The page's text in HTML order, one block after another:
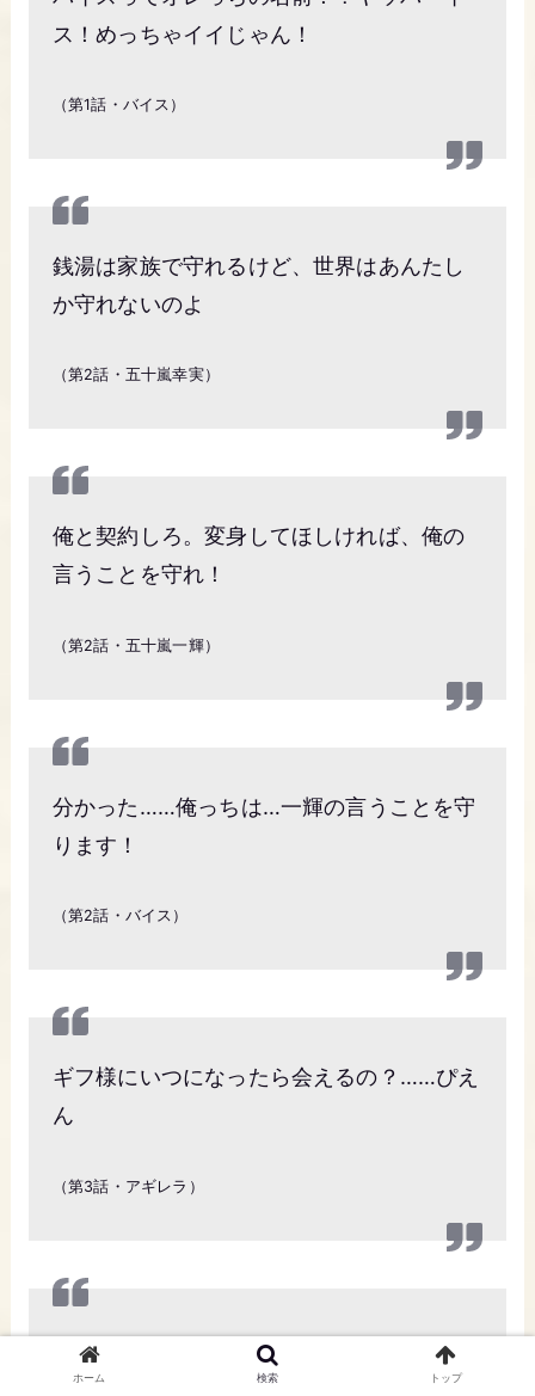
ス！めっちゃイイじゃん！
（第1話・バイス）
銭湯は家族で守れるけど、世界はあんたし
か守れないのよ
（第2話・五十嵐幸実）
俺と契約しろ。変身してほしければ、俺の
言うことを守れ！
（第2話・五十嵐一輝）
分かった……俺っちは…一輝の言うことを守
ります！
（第2話・バイス）
ギフ様にいつになったら会えるの？……ぴえ
ん
（第3話・アギレラ）
卑怯なのは俺っち大得意！だって俺っち、
悪魔だもの
ホーム 検索 トップ